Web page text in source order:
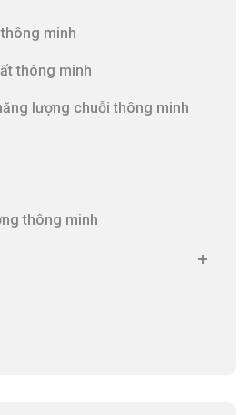
minh
thông minh
lượng chuỗi thông minh
thông minh